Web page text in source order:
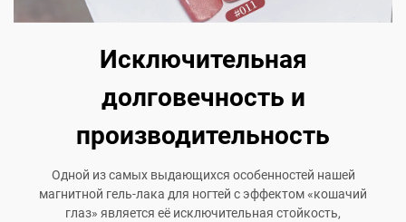
Исключительная
долговечность и
производительность
Одной из самых выдающихся особенностей нашей
магнитной гель-лака для ногтей с эффектом «кошачий
глаз» является её исключительная стойкость,